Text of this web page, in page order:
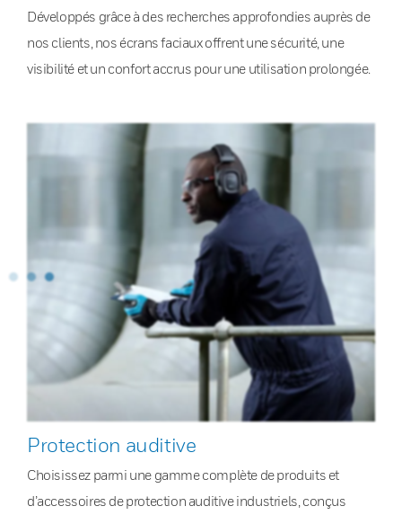
Développés grâce à des recherches approfondies auprès de
nos clients, nos écrans faciaux offrent une sécurité, une
visibilité et un confort accrus pour une utilisation prolongée.
Protection auditive
Choisissez parmi une gamme complète de produits et
d’accessoires de protection auditive industriels, conçus